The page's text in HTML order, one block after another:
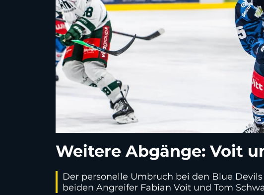
Weitere Abgänge: Voit
Der personelle Umbruch bei den Blue
beiden Angreifer Fabian Voit und Tom